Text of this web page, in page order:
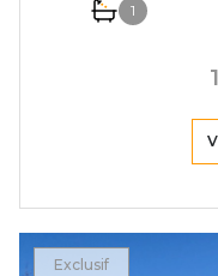
1
Exclusif